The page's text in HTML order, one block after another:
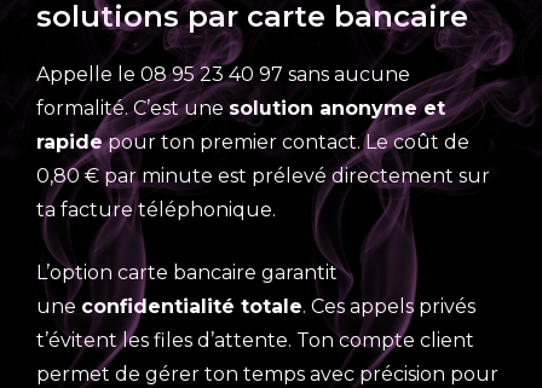
solutions par carte bancaire
Appelle le 08 95 23 40 97 sans aucune
formalité. C’est une solution anonyme et
rapidepour ton premier contact. Le coût de
0,80 € par minute est prélevé directement sur
ta facture téléphonique.
L’option carte bancaire garantit
une confidentialité totale. Ces appels privés
t’évitent les files d’attente. Ton compte client
permet de gérer ton temps avec précision pour